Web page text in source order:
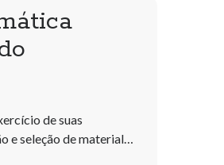
de suas
e seleção de material…